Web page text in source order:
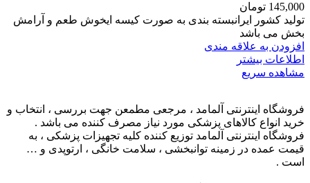
145,000 تومان
تولید کشور ایرانبسته بندی به صورت کیسه ایخوش طعم و آرامش
بخش می باشد
افزودن به علاقه مندی
اطلاعات بیشتر
مشاهده سریع
فروشگاه اینترنتی آلمامد ، مرجعی مطمعن جهت بررسی ، انتخاب و
خرید انواع کالاهای پزشکی مورد نیاز مصرف کننده می باشد .
فروشگاه اینترنتی آلمامد توزیع کننده کلیه تجهیزات پزشکی ، به
قیمت عمده در زمینه توانبخشی ، سلامت خانگی ، ارتوپدی و …
است .